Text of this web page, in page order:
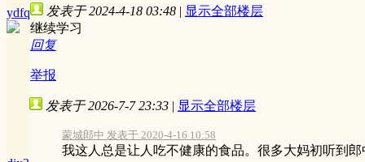
ydfq 发表于 2024-4-18 03:48 | 显示全部楼层
继续学习
回复
举报
发表于 2026-7-7 23:33 | 显示全部楼层
蒙城郎中 发表于 2020-4-16 10:58
我这人总是让人吃不健康的食品。很多大妈初听到